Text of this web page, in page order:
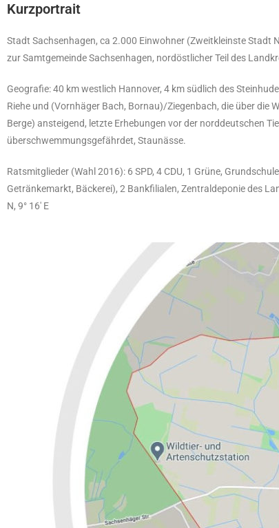
Kurzportrait
Stadt Sachsenhagen, ca 2.000 Einwohner (Zweitkleinste
zur Samtgemeinde Sachsenhagen, nordöstlicher Teil des
Geografie: 40 km westlich Hannover, 4 km südlich des
Riehe und (Vornhäger Bach, Bornau)/Ziegenbach, die über die
Berge) ansteigend, letzte Erhebungen vor der norddeutschen
überschwemmungsgefährdet, Staunässe.
Ratsmitglieder (Wahl 2016): 6 SPD, 4 CDU, 1 Grüne,
Getränkemarkt, Bäckerei), 2 Bankfilialen, Zentraldeponie des
N, 9° 16′ E